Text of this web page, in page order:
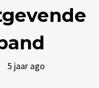
5 jaar ago